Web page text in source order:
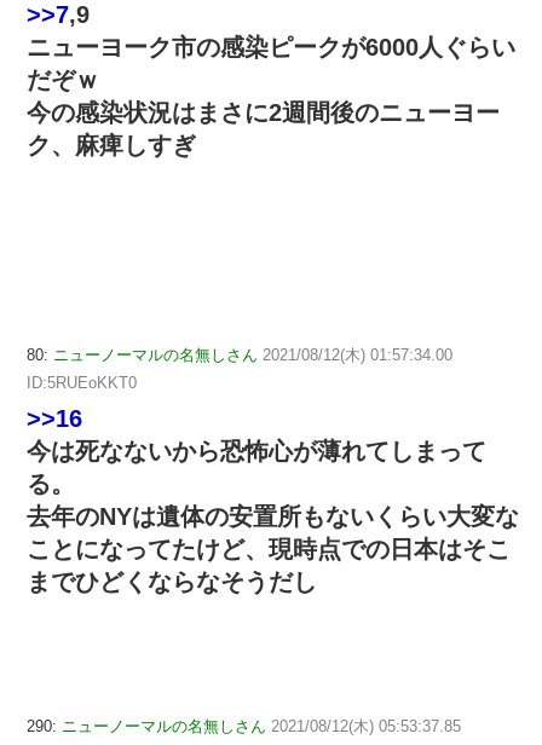
>>7,9
ニューヨーク市の感染ピークが6000人ぐらい
だぞｗ
今の感染状況はまさに2週間後のニューヨー
ク、麻痺しすぎ
80: ニューノーマルの名無しさん 2021/08/12(木) 01:57:34.00
ID:5RUEoKKT0
>>16
今は死なないから恐怖心が薄れてしまって
る。
去年のNYは遺体の安置所もないくらい大変な
ことになってたけど、現時点での日本はそこ
までひどくならなそうだし
290: ニューノーマルの名無しさん 2021/08/12(木) 05:53:37.85